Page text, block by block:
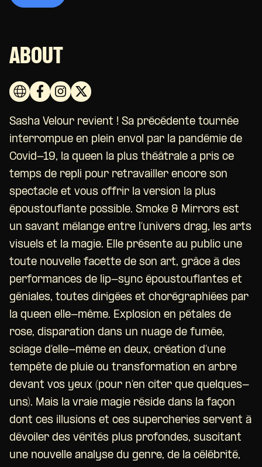
ABOUT
Sasha Velour revient ! Sa précédente tournée
interrompue en plein envol par la pandémie de
Covid-19, la queen la plus théâtrale a pris ce
temps de repli pour retravailler encore son
spectacle et vous offrir la version la plus
époustouflante possible. Smoke & Mirrors est
un savant mélange entre l’univers drag, les arts
visuels et la magie. Elle présente au public une
toute nouvelle facette de son art, grâce à des
performances de lip-sync époustouflantes et
géniales, toutes dirigées et chorégraphiées par
la queen elle-même. Explosion en pétales de
rose, disparation dans un nuage de fumée,
sciage d’elle-même en deux, création d’une
tempête de pluie ou transformation en arbre
devant vos yeux (pour n’en citer que quelques-
uns). Mais la vraie magie réside dans la façon
dont ces illusions et ces supercheries servent à
dévoiler des vérités plus profondes, suscitant
une nouvelle analyse du genre, de la célébrité,